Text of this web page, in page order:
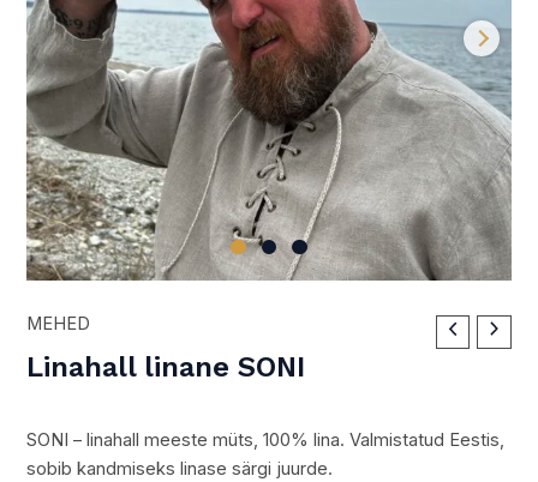
MEHED
Linahall linane SONI
SONI – linahall meeste müts, 100% lina. Valmistatud Eestis,
sobib kandmiseks linase särgi juurde.